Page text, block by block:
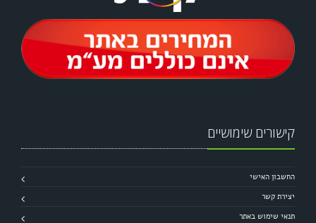
קישורים שימושיים
החשבון האישי
יצירת קשר
תנאי שימוש באתר